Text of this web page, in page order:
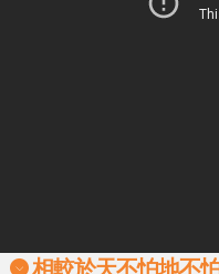
相較於天不怕地不